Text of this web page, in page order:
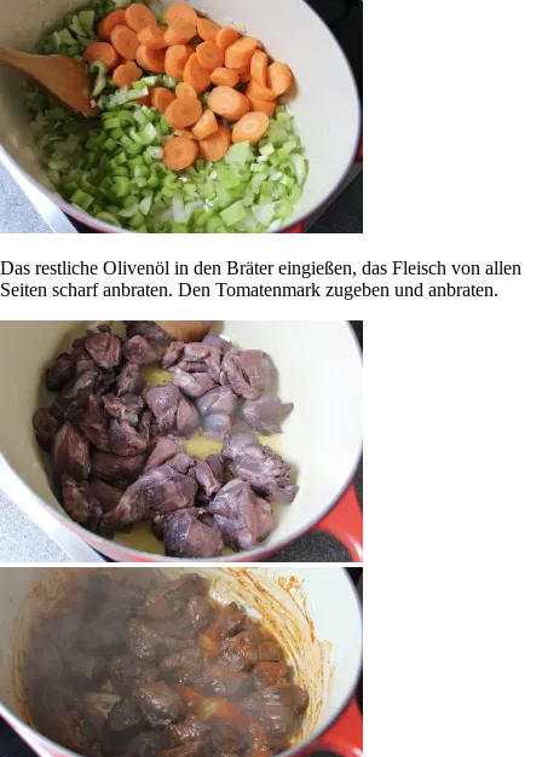
Das restliche Olivenöl in den Bräter eingießen, das Fleisch von allen
Seiten scharf anbraten. Den Tomatenmark zugeben und anbraten.